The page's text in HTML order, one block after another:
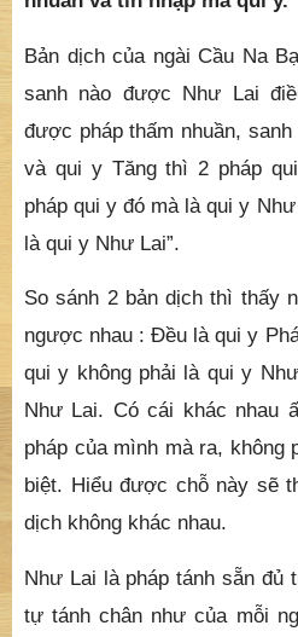
Bản dịch của ngài Cầu Na
sanh nào được Như Lai
được pháp thấm nhuần,
và qui y Tăng thì 2 pháp
pháp qui y đó mà là qui y
là qui y Như Lai”.
So sánh 2 bản dịch thì thấy
ngược nhau : Đều là qui y
qui y không phải là qui y
Như Lai. Có cái khác nhau
pháp của mình mà ra, không
biệt. Hiểu được chỗ này sẽ
dịch không khác nhau.
Như Lai là pháp tánh sẵn đủ
tự tánh chân như của mỗi